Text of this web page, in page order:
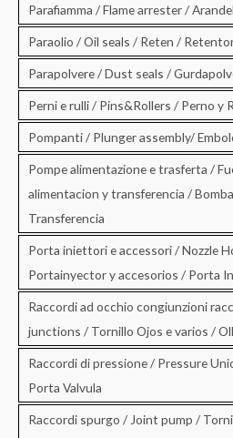
Parafiamma / Flame arrester /
Paraolio / Oil seals / Reten /
Parapolvere / Dust seals /
Perni e rulli / Pins&Rollers / Perno y
Pompanti / Plunger assembly/
Pompe alimentazione e trasferta /
alimentacion y transferencia /
Transferencia
Porta iniettori e accessori / Nozzle
Portainyector y accesorios / Porta
Raccordi ad occhio congiunzioni
junctions / Tornillo Ojos e varios /
Raccordi di pressione / Pressure
Porta Valvula
Raccordi spurgo / Joint pump /